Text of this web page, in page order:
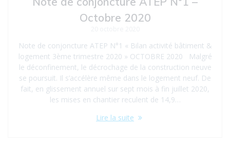
Octobre 2020
Note de conjoncture ATEP N°1 « Bilan activité bâtiment &
logement 3ème trimestre 2020 » OCTOBRE 2020 Malgré
le déconfinement, le décrochage de la construction neuve
se poursuit. Il s’accélère même dans le logement neuf. De
fait, en glissement annuel sur sept mois à fin juillet 2020,
les mises en chantier reculent de 14,9…
Lire la suite